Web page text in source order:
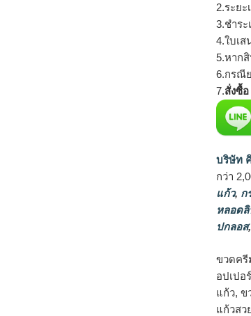
2.ระย
3.ชำร
4.ใบเ
5.หาก
6.กรณี
7.สั่งซื้
บริษัท
กว่า
แก้ว, ก
หลอด
ปกลอส,
ขวดครี
อปเปอ
แก้ว, ข
แก้วสว